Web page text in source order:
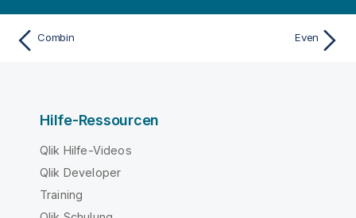
Combin Even
Hilfe-Ressourcen
Qlik Hilfe-Videos
Qlik Developer
Training